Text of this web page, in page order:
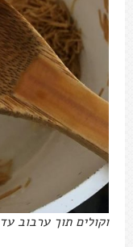
וקולים תוך ערבוב